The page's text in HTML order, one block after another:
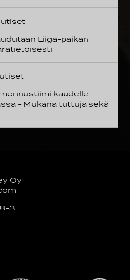
Liiga-paikan
kaudelle
- Mukana tuttuja sekä
Oy
3